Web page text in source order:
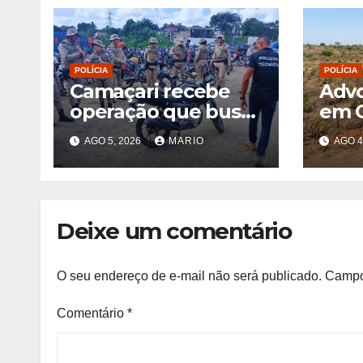
POLÍCIA
Camaçari recebe
operação que busca
desmontar rede de
receptação de
veículos roubados e
AGO 5, 2026 MARIO
POLÍCIA
em
AGO
Deixe um comentário
O seu endereço de e-mail não será publicado.
Comentário *